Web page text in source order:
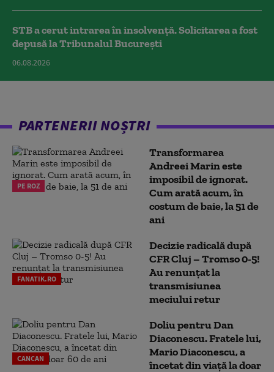
STB a cerut intrarea în insolvență. Solicitarea a fost
depusă la Tribunalul București
06.08.2026
PARTENERII NOȘTRI
PE ROZ
Transformarea
Andreei Marin este
imposibil de ignorat.
Cum arată acum, în
costum de baie, la 51 de
ani
FANATIK.RO
Decizie radicală după
CFR Cluj – Tromso 0-5!
Au renunțat la
transmisiunea
meciului retur
CANCAN
Doliu pentru Dan
Diaconescu. Fratele lui,
Mario Diaconescu, a
încetat din viață la doar